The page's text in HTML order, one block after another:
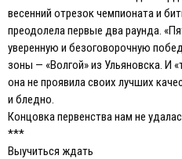
весенний отрезок чемпионата и
преодолела первые два раунда.
уверенную и безоговорочную
зоны — «Волгой» из Ульяновска. И
она не проявила своих лучших
и бледно.
Концовка первенства нам не
***
Выучиться ждать